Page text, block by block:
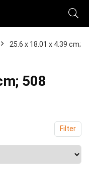
‎25.6 x 18.01 x 4.39 cm;
508
Filter